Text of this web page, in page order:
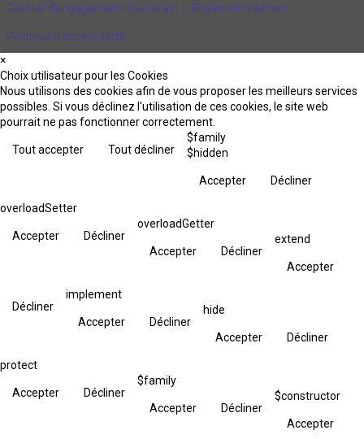
Contrat d'engagement républicain Règlement intérieur
Politique d’accessibilité
×
Choix utilisateur pour les Cookies
Nous utilisons des cookies afin de vous proposer les meilleurs services
possibles. Si vous déclinez l'utilisation de ces cookies, le site web
pourrait ne pas fonctionner correctement.
Tout accepter Tout décliner
$family
$hidden
Accepter Décliner
overloadSetter
Accepter Décliner
overloadGetter
Accepter Décliner
extend
Accepter
Décliner
implement
Accepter Décliner
hide
Accepter Décliner
protect
Accepter Décliner
$family
Accepter Décliner
$constructor
Accepter